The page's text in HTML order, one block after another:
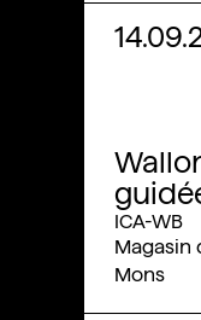
ICA-WB
Magasin
Mons